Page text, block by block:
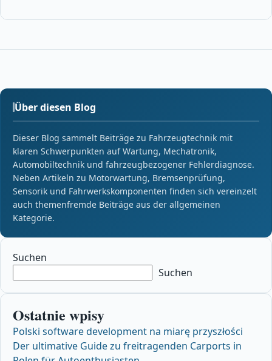
Über diesen Blog
Dieser Blog sammelt Beiträge zu Fahrzeugtechnik mit
klaren Schwerpunkten auf Wartung, Mechatronik,
Automobiltechnik und fahrzeugbezogener Fehlerdiagnose.
Neben Artikeln zu Motorwartung, Bremsenprüfung,
Sensorik und Fahrwerkskomponenten finden sich vereinzelt
auch themenfremde Beiträge aus der allgemeinen
Kategorie.
Suchen
Suchen
Ostatnie wpisy
Polski software development na miarę przyszłości
Der ultimative Guide zu freitragenden Carports in